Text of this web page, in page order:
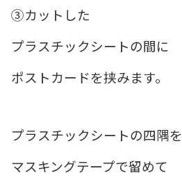
③カットした
プラスチックシートの間に
ポストカードを挟みます。
プラスチックシートの四隅を
マスキングテープで留めて